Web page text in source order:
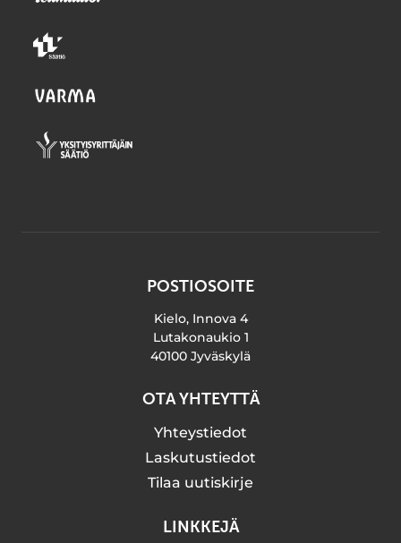
POSTIOSOITE
Kielo, Innova 4
Lutakonaukio 1
40100 Jyväskylä
OTA YHTEYTTÄ
Yhteystiedot
Laskutustiedot
Tilaa uutiskirje
LINKKEJÄ